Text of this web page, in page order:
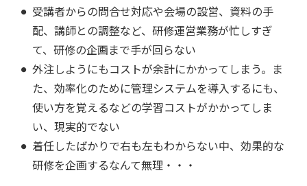
受講者からの問合せ対応や会場の設営、資料の手
配、講師との調整など、研修運営業務が忙しすぎ
て、研修の企画まで手が回らない
外注しようにもコストが余計にかかってしまう。ま
た、効率化のために管理システムを導入するにも、
使い方を覚えるなどの学習コストがかかってしま
い、現実的でない
着任したばかりで右も左もわからない中、効果的な
研修を企画するなんて無理・・・